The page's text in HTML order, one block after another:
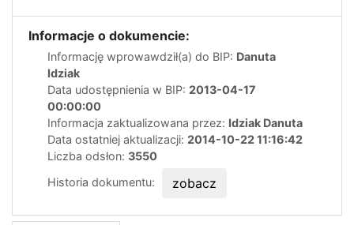
Informacje o dokumencie:
Informację wprowawdził(a) do BIP: Danuta
Idziak
Data udostępnienia w BIP: 2013-04-17
00:00:00
Informacja zaktualizowana przez: Idziak Danuta
Data ostatniej aktualizacji: 2014-10-22 11:16:42
Liczba odsłon: 3550
Historia dokumentu:
zobacz